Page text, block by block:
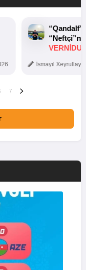
İsmayıl
7